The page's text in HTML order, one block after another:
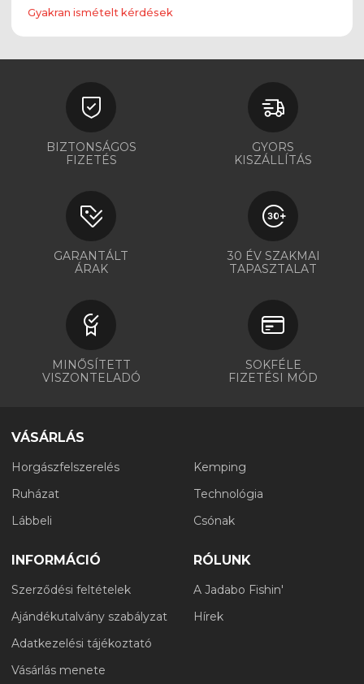
Gyakran ismételt kérdések
BIZTONSÁGOS
FIZETÉS
GYORS
KISZÁLLÍTÁS
GARANTÁLT
ÁRAK
30 ÉV SZAKMAI
TAPASZTALAT
MINŐSÍTETT
VISZONTELADÓ
SOKFÉLE
FIZETÉSI MÓD
VÁSÁRLÁS
Horgászfelszerelés
Ruházat
Lábbeli
Kemping
Technológia
Csónak
INFORMÁCIÓ
Szerződési feltételek
Ajándékutalvány szabályzat
Adatkezelési tájékoztató
Vásárlás menete
RÓLUNK
A Jadabo Fishin'
Hírek